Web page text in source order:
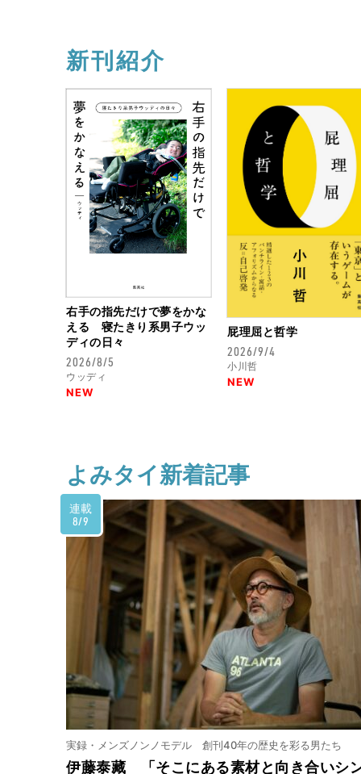
新刊紹介
右手の指先だけで夢をかな
える 寝たきり系男子ウッ
ディの日々
2026/8/5
ウッディ
NEW
屁理屈と哲学
2026/9/4
小川哲
NEW
よみタイ新着記事
連載
8/9
実録・メンズノンノモデル 創刊40年の歴史を彩る男たち
伊藤泰藏 「そこにある素材と向き合いシ